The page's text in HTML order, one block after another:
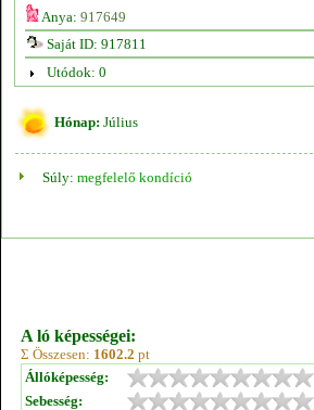
Anya: 917649
Saját ID: 917811
Utódok: 0
Hónap: Július
Súly: megfelelő kondíció
A ló képességei:
Σ Összesen: 1602.2 pt
Állóképesség:
Sebesség: